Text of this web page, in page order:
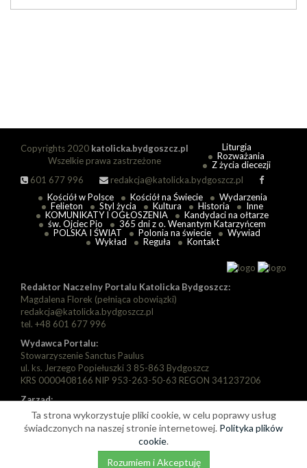
Copyrights 2020 katolicka.bydgoszcz.pl
Wszelkie prawa zastrzeżone
601 677 996
redakcja@katolicka.bydgoszcz.pl
Liturgia
Rozważania
Z życia diecezji
Kościół w Polsce Kościół na Świecie
Wydarzenia
Felieton
Styl życia Kultura Historia
Inne
KOMUNIKATY I OGŁOSZENIA
Kandydaci na ołtarze
św. Ojciec Pio
365 dni z o. Wenantym Katarzyńcem
POLSKA I ŚWIAT
Polonia na świecie
Wywiad
Wykład
Reguła Kontakt
Redaktor Naczelny Portalu Katolicka Bydgoszcz:
Magdalena Florek (pełniąca obowiązki)
redakcja@katolicka.bydgoszcz.pl
tel. +48 601 677 996
Wydawca Portalu:
Stowarzyszenie Sanctus Paulus
ul. ks. Jerzego Popiełuszki 3 85-863 Bydgoszcz
KRS 0000408166 NIP 953-263-50-63 REGON 341237206
Zarząd:
Prezes: Piotr Florek
Wiceprezes: Paweł Szarapka
Wiceprezes: Michał Jędryka
Ta strona wykorzystuje pliki cookie, w celu poprawy usług
świadczonych na naszej stronie internetowej. Polityka plików
cookie.
Rozumiem i Akceptuję